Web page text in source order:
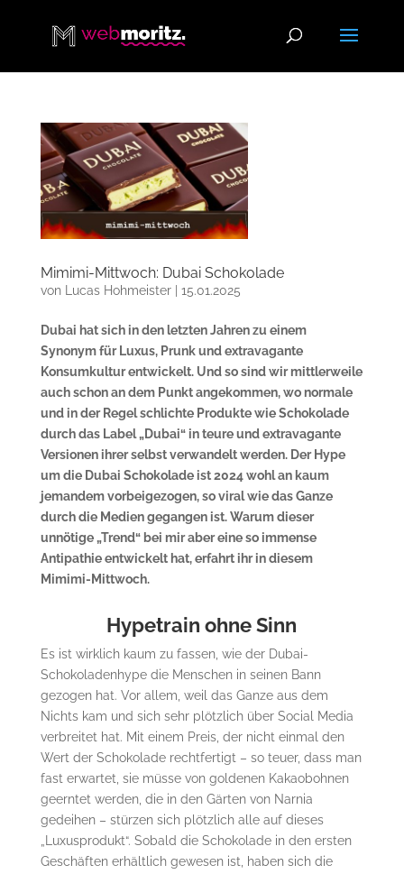
Mimimi-Mittwoch: Dubai Schokolade
von Lucas Hohmeister| 15.01.2025
Dubai hat sich in den letzten Jahren zu einem
Synonym für Luxus, Prunk und extravagante
Konsumkultur entwickelt. Und so sind wir mittlerweile
auch schon an dem Punkt angekommen, wo normale
und in der Regel schlichte Produkte wie Schokolade
durch das Label „Dubai“ in teure und extravagante
Versionen ihrer selbst verwandelt werden. Der Hype
um die Dubai Schokolade ist 2024 wohl an kaum
jemandem vorbeigezogen, so viral wie das Ganze
durch die Medien gegangen ist. Warum dieser
unnötige „Trend“ bei mir aber eine so immense
Antipathie entwickelt hat, erfahrt ihr in diesem
Mimimi-Mittwoch.
Hypetrain ohne Sinn
Es ist wirklich kaum zu fassen, wie der Dubai-
Schokoladenhype die Menschen in seinen Bann
gezogen hat. Vor allem, weil das Ganze aus dem
Nichts kam und sich sehr plötzlich über Social Media
verbreitet hat. Mit einem Preis, der nicht einmal den
Wert der Schokolade rechtfertigt – so teuer, dass man
fast erwartet, sie müsse von goldenen Kakaobohnen
geerntet werden, die in den Gärten von Narnia
gedeihen – stürzen sich plötzlich alle auf dieses
„Luxusprodukt“. Sobald die Schokolade in den ersten
Geschäften erhältlich gewesen ist, haben sich die